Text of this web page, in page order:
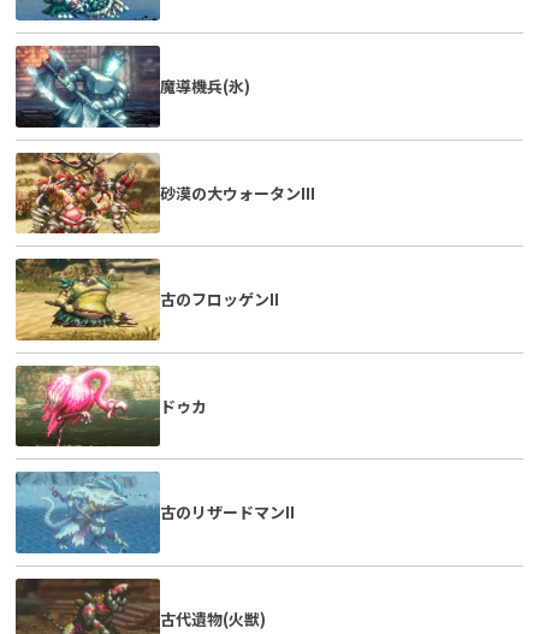
魔導機兵(氷)
砂漠の大ウォータンIII
古のフロッゲンII
ドゥカ
古のリザードマンII
古代遺物(火獣)